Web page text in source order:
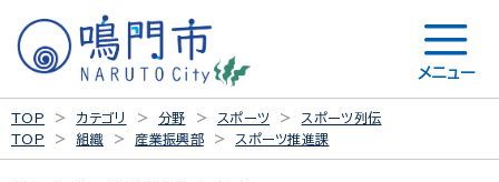
メニュー
TOP カテゴリ 分野 スポーツ
スポーツ列伝
TOP
組織 産業振興部 スポーツ推進課